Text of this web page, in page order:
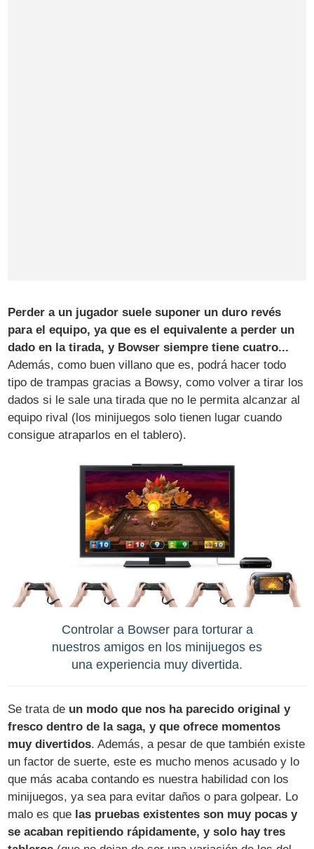
Perder a un jugador suele suponer un duro revés
para el equipo, ya que es el equivalente a perder un
dado en la tirada, y Bowser siempre tiene cuatro...
Además, como buen villano que es, podrá hacer todo
tipo de trampas gracias a Bowsy, como volver a tirar los
dados si le sale una tirada que no le permita alcanzar al
equipo rival (los minijuegos solo tienen lugar cuando
consigue atraparlos en el tablero).
Controlar a Bowser para torturar a
nuestros amigos en los minijuegos es
una experiencia muy divertida.
Se trata de un modo que nos ha parecido original y
fresco dentro de la saga, y que ofrece momentos
muy divertidos. Además, a pesar de que también existe
un factor de suerte, este es mucho menos acusado y lo
que más acaba contando es nuestra habilidad con los
minijuegos, ya sea para evitar daños o para golpear. Lo
malo es que las pruebas existentes son muy pocas y
se acaban repitiendo rápidamente, y solo hay tres